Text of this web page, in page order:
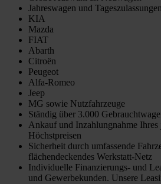
Jahreswagen und
KIA
Mazda
FIAT
Abarth
Citroën
Peugeot
Alfa-Romeo
Jeep
MG sowie Nutzfahrzeuge
Ständig über 3.000
Ankauf und Inzahlungnahme Ihres
Höchstpreisen
Sicherheit durch umfassende
flächendeckendes Werkstatt-Netz
Individuelle Finanzierungs- und
und Gewerbekunden. Unsere